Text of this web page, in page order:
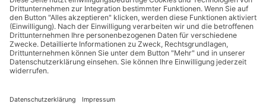
ASICS GEL-CUMULUS 28 Laufschuhe Damen
Trailrunnersdog